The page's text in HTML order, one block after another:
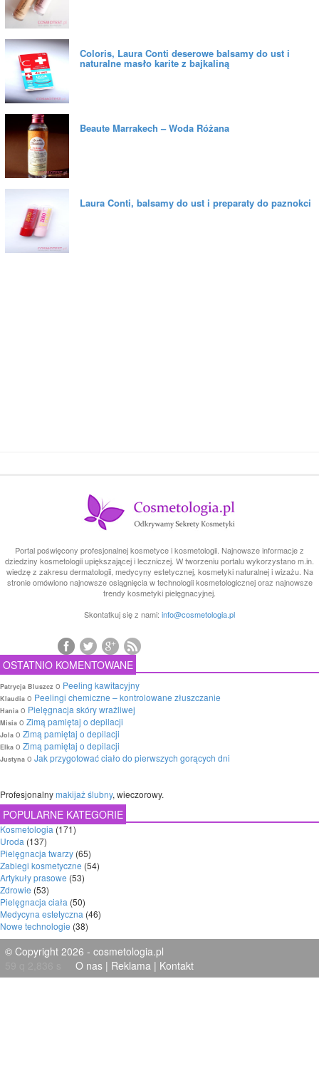
Coloris, Laura Conti deserowe balsamy do ust i
naturalne masło karite z bajkaliną
Beaute Marrakech – Woda Różana
Laura Conti, balsamy do ust i preparaty do paznokci
Portal poświęcony profesjonalnej kosmetyce i kosmetologii. Najnowsze informacje z
dziedziny kosmetologii upiększającej i leczniczej. W tworzeniu portalu wykorzystano m.in.
wiedzę z zakresu dermatologii, medycyny estetycznej, kosmetyki naturalnej i wizażu. Na
stronie omówiono najnowsze osiągnięcia w technologii kosmetologicznej oraz najnowsze
trendy kosmetyki pielęgnacyjnej.
Skontatkuj się z nami: info@cosmetologia.pl
OSTATNIO KOMENTOWANE
Patrycja Bluszcz o Peeling kawitacyjny
Klaudia o Peelingi chemiczne – kontrolowane złuszczanie
Hania o Pielęgnacja skóry wrażliwej
Misia o Zimą pamiętaj o depilacji
Jola o Zimą pamiętaj o depilacji
Elka o Zimą pamiętaj o depilacji
Justyna o Jak przygotować ciało do pierwszych gorących dni
Profesjonalnymakijaż ślubny, wieczorowy.
POPULARNE KATEGORIE
Kosmetologia (171)
Uroda (137)
Pielęgnacja twarzy (65)
Zabiegi kosmetyczne (54)
Artykuły prasowe (53)
Zdrowie (53)
Pielęgnacja ciała (50)
Medycyna estetyczna (46)
Nowe technologie (38)
© Copyright 2026 - cosmetologia.pl
O nas | Reklama | Kontakt